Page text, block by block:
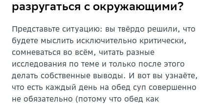
разругаться с окружающими?
Представьте ситуацию: вы твёрдо решили, что
будете мыслить исключительно критически,
сомневаться во всём, читать разные
исследования по теме и только после этого
делать собственные выводы. И вот вы узнаёте,
что есть каждый день на обед суп совершенно
не обязательно (потому что обед как